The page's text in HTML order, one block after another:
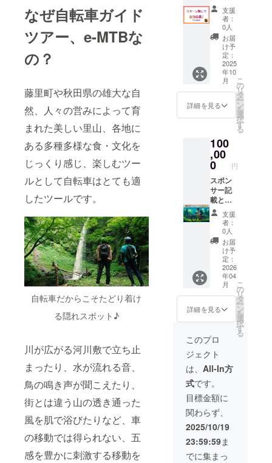
なぜ自転車ガイド
ツアー、e-MTBな
の？
藤里町や秋田県の雄大な自
然、人々の営みによって育
まれた美しい里山、各地に
ある多種多様な食・文化を
じっくり感じ、楽しむツー
ルとして自転車はとても適
したツールです。
自転車だからこそたどり着け
る隠れスポット♪
川が広がる河川敷で立ち止
まったり、水が流れる音、
鳥の鳴き声が聞こえたり、
街とは違う山の透き通った
風を肌で浴びたりなど、車
の移動では得られない、五
感を豊かに刺激する移動を
ウスあ
わじ商
店への
宿泊付
です！
もちろ
んe-
MTBの
レンタ
ルも可
能で
年10月
18日を
予定し
ており
ます
礼の
メッ
セージ
（50,00
0円）】
感謝の
気持ち
を込め
て、お
礼の
メッ
セージ
をお送
す。 リ
ターン
無しで
ガッツ
リ支援
したい
方はこ
ちらか
らお願
いいた
しま
す・・
・！ ※
お礼
メッ
セージ
は5,000
円、
10,000
円、
30,000
円のリ
ターン
と同じ
内容に
なりま
す。
支援
者：
0人
お届
け予
定：
2025
年10
月
詳細を見る
こ
の
リ
タ
ー
ン
を
選
択
す
る
100
,00
0 円
スポン
サー記
載とオ
リジナ
ルの
コース
設定を
行い
（打ち
合わせ
上）、
開催す
るガイ
ドツ
アーに
ご希望
の名
前、企
業・団
体名を
付ける
ことが
できま
す！
支援
者：
0人
お届
け予
定：
2026
年04
月
詳細を見る
こ
の
リ
タ
ー
ン
を
選
択
す
る
このプロ
ジェクト
は、 All-In方
式です。
目標金額に
関わらず、
2025/10/19
23:59:59ま
でに集まっ